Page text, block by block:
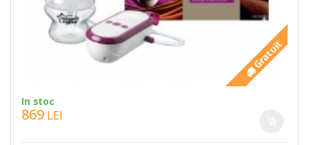
Gratuit
In stoc
869 LEI